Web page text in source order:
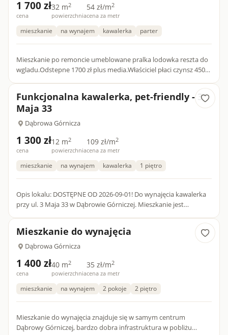
1 700 zł
cena
32 m2
powierzchnia
54 zł/m2
cena za metr
mieszkanie na wynajem kawalerka parter
Mieszkanie po remoncie umeblowane pralka lodowka reszta do
wgladu.Odstepne 1700 zł plus media.Właściciel płaci czynsz 450
Funkcjonalna kawalerka, pet-friendly - 3
Maja 33
Dąbrowa Górnicza
1 300 zł
cena
12 m2
powierzchnia
109 zł/m2
cena za metr
mieszkanie na wynajem kawalerka 1 piętro
Opis lokalu: DOSTĘPNE OD 2026-09-01! Do wynajęcia kawalerka
przy ul. 3 Maja 33 w Dąbrowie Górniczej. Mieszkanie jest
Mieszkanie do wynajęcia
Dąbrowa Górnicza
1 400 zł
cena
40 m2
powierzchnia
35 zł/m2
cena za metr
mieszkanie na wynajem 2 pokoje 2 piętro
Mieszkanie do wynajęcia znajduje się w samym centrum
Dąbrowy Górniczej, bardzo dobra infrastruktura w pobliżu